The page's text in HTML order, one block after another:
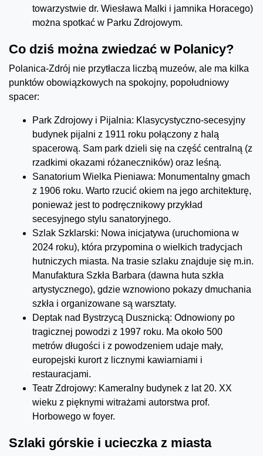
towarzystwie dr. Wiesława Malki i jamnika Horacego)
można spotkać w Parku Zdrojowym.
Co dziś można zwiedzać w Polanicy?
Polanica-Zdrój nie przytłacza liczbą muzeów, ale ma kilka
punktów obowiązkowych na spokojny, popołudniowy
spacer:
Park Zdrojowy i Pijalnia: Klasycystyczno-secesyjny
budynek pijalni z 1911 roku połączony z halą
spacerową. Sam park dzieli się na część centralną (z
rzadkimi okazami różaneczników) oraz leśną.
Sanatorium Wielka Pieniawa: Monumentalny gmach
z 1906 roku. Warto rzucić okiem na jego architekturę,
ponieważ jest to podręcznikowy przykład
secesyjnego stylu sanatoryjnego.
Szlak Szklarski: Nowa inicjatywa (uruchomiona w
2024 roku), która przypomina o wielkich tradycjach
hutniczych miasta. Na trasie szlaku znajduje się m.in.
Manufaktura Szkła Barbara (dawna huta szkła
artystycznego), gdzie wznowiono pokazy dmuchania
szkła i organizowane są warsztaty.
Deptak nad Bystrzycą Dusznicką: Odnowiony po
tragicznej powodzi z 1997 roku. Ma około 500
metrów długości i z powodzeniem udaje mały,
europejski kurort z licznymi kawiarniami i
restauracjami.
Teatr Zdrojowy: Kameralny budynek z lat 20. XX
wieku z pięknymi witrażami autorstwa prof.
Horbowego w foyer.
Szlaki górskie i ucieczka z miasta